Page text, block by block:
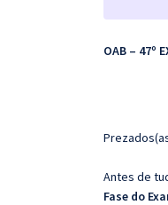
OAB – 47º
Antes de
Fase do